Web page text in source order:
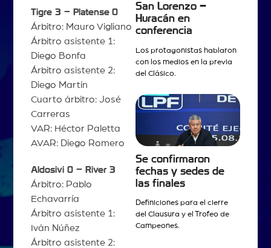
Tigre 3 – Platense 0
Árbitro: Mauro Vigliano
Árbitro asistente 1:
Diego Bonfa
Árbitro asistente 2:
Diego Martín
Cuarto árbitro: José
Carreras
VAR: Héctor Paletta
AVAR: Diego Romero
Aldosivi 0 – River 3
Árbitro: Pablo
Echavarría
Árbitro asistente 1:
Iván Núñez
Árbitro asistente 2:
San Lorenzo –
Huracán en
conferencia
Los protagonistas hablaron
con los medios en la previa
del Clásico.
Se confirmaron
fechas y sedes de
las finales
Definiciones para el cierre
del Clausura y el Trofeo de
Campeones.